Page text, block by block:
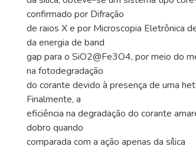
confirmado por Difração
de raios X e por Microscopia Eletrônica
da energia de band
gap para o SiO2@Fe3O4, por meio do
na fotodegradação
do corante devido à presença de uma
Finalmente, a
eficiência na degradação do corante
dobro quando
comparada com a ação apenas da sílica